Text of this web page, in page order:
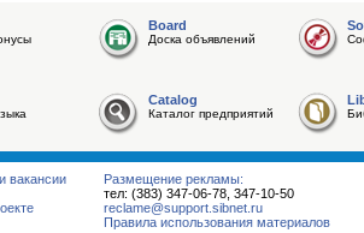
Board
Доска объявлений
Catalog
Каталог предприятий
Размещение рекламы:
тел: (383) 347-06-78, 347-10-50
reclame@support.sibnet.ru
Правила использования материалов
вакансии